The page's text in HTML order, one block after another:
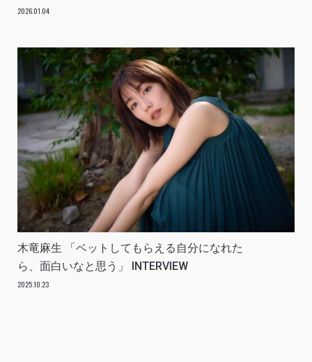
2026.01.04
木竜麻生 「ベットしてもらえる自分になれた
ら、面白いなと思う」 INTERVIEW
2025.10.23